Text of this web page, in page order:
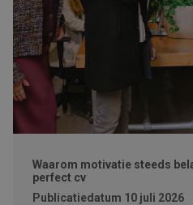
Waarom motivatie steeds
perfect cv
Publicatiedatum 10 juli 2026